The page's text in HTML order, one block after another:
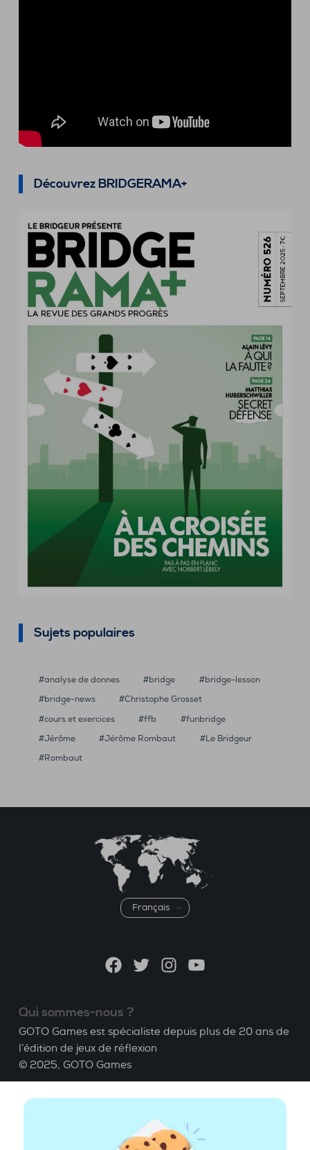
Découvrez BRIDGERAMA+
Sujets populaires
analyse de donnes bridge
bridge-lesson
bridge-news
Christophe Grosset
cours et exercices
ffb
funbridge
Jérôme
Jérôme Rombaut
Le Bridgeur
Rombaut
Choisir
une
FacebookTwitterInstagramYouTube
Qui sommes-nous ?
GOTO Games est spécialiste depuis plus de 20 ans de
l’édition de jeux de réflexion
© 2025, GOTO Games
A propos
Apprendre le Bridge
CGU|Mentions légales